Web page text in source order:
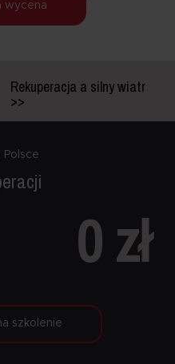
wycena
Rekuperacja a silny wiatr
>>
0 zł
szkolenie